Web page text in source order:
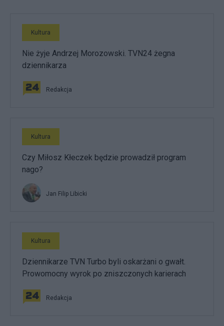
Kultura
Nie żyje Andrzej Morozowski. TVN24 żegna
dziennikarza
Redakcja
Kultura
Czy Miłosz Kłeczek będzie prowadził program
nago?
Jan Filip Libicki
Kultura
Dziennikarze TVN Turbo byli oskarżani o gwałt.
Prowomocny wyrok po zniszczonych karierach
Redakcja